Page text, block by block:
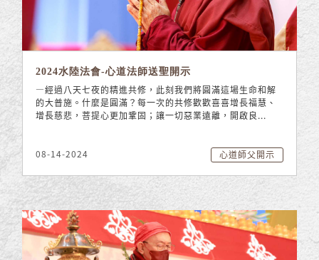
2024水陸法會-心道法師送聖開示
—經過八天七夜的精進共修，此刻我們將圓滿這場生命和解
的大普施。什麼是圓滿？每一次的共修歡歡喜喜增長福慧、
增長慈悲，菩提心更加鞏固；讓一切惡業遠離，開啟良...
08-14-2024 心道師父開示